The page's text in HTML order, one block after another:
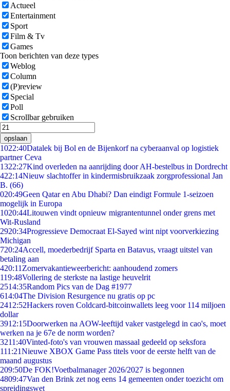
Actueel
Entertainment
Sport
Film & Tv
Games
Toon berichten van deze types
Weblog
Column
(P)review
Special
Poll
Scrollbar gebruiken
opslaan
1022:40Datalek bij Bol en de Bijenkorf na cyberaanval op logistiek
partner Ceva
1322:27Kind overleden na aanrijding door AH-bestelbus in Dordrecht
422:14Nieuw slachtoffer in kindermisbruikzaak zorgprofessional Jan
B. (66)
020:49Geen Qatar en Abu Dhabi? Dan eindigt Formule 1-seizoen
mogelijk in Europa
1020:44Litouwen vindt opnieuw migrantentunnel onder grens met
Wit-Rusland
2920:34Progressieve Democraat El-Sayed wint nipt voorverkiezing
Michigan
720:24Accell, moederbedrijf Sparta en Batavus, vraagt uitstel van
betaling aan
420:11 Zomervakantieweerbericht: aanhoudend zomers
119:48Vollering de sterkste na lastige heuvelrit
2514:35Random Pics van de Dag #1977
614:04The Division Resurgence nu gratis op pc
2412:52Hackers roven Coldcard-bitcoinwallets leeg voor 114 miljoen
dollar
3912:15Doorwerken na AOW-leeftijd vaker vastgelegd in cao's, moet
werken na je 67e de norm worden?
3211:40Vinted-foto's van vrouwen massaal gedeeld op seksfora
111:21Nieuwe XBOX Game Pass titels voor de eerste helft van de
maand augustus
209:50De FOK!Voetbalmanager 2026/2027 is begonnen
4809:47Van den Brink zet nog eens 14 gemeenten onder toezicht om
spreidingswet